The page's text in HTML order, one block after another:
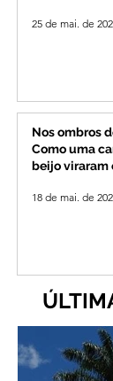
25 de mai. de
Nos ombros
Como uma
beijo viraram
18 de mai. de